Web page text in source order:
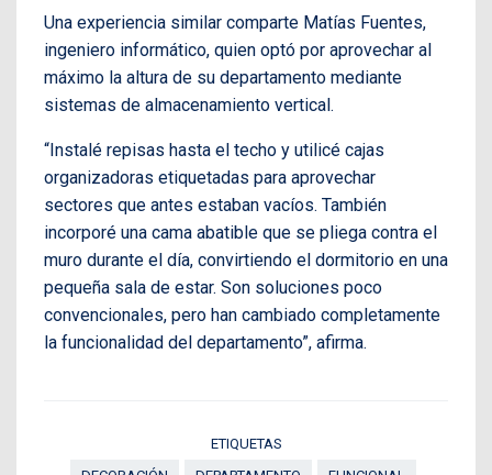
Una experiencia similar comparte Matías Fuentes,
ingeniero informático, quien optó por aprovechar al
máximo la altura de su departamento mediante
sistemas de almacenamiento vertical.
“Instalé repisas hasta el techo y utilicé cajas
organizadoras etiquetadas para aprovechar
sectores que antes estaban vacíos. También
incorporé una cama abatible que se pliega contra el
muro durante el día, convirtiendo el dormitorio en una
pequeña sala de estar. Son soluciones poco
convencionales, pero han cambiado completamente
la funcionalidad del departamento”, afirma.
ETIQUETAS